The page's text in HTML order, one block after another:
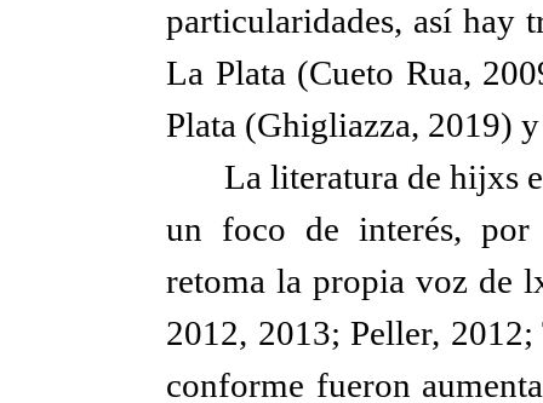
particularidades, así hay
La Plata (Cueto Rua,
Plata (Ghigliazza, 2019)
La literatura de hijxs
un foco de interés,
retoma la propia voz de
2012, 2013; Peller,
conforme fueron